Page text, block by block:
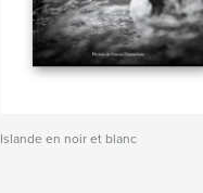
Islande en noir et blanc